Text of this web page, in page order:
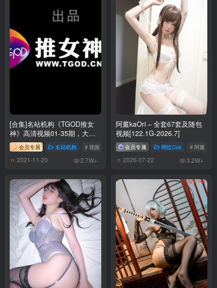
神沢永莉 – NO.008 黄色吊带睡衣兔兔 [22P-90MB]
[2023.5.9更1]
神沢永莉 – NO.007 蕾姆和风 [47P-219NB]
神沢永莉 – NO.006 双马尾黑丝班主任[73P+1V-361.4M]
神沢永莉 – NO.005 绫蛋糕裙吊带袜汐[22P-60.2M]
神沢永莉 – NO.004 毛衣牛仔裙吊打黑丝[22P-162.3M]
神沢永莉 – NO.003 灰丝花裙子[26P-218.8M]
神沢永莉 – NO.002 粉色格子裙[19P-163.1M]
神沢永莉 – NO.001 魅魔利兹[22P-146.2M]
[合集]名站机构《TGOD推女
神》高清视频01-35期，大小
8.95GB
会员专属 名站机构 # 视频 # TGOD推女神
2021-11-20 2.7W+
阿薰kaOri – 全套67套及随包
视频[122.1G-2026.7]
会员专属 网红Cos # 阿薰
2026-07-22 3.2W+